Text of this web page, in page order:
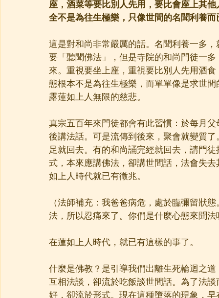
座，酒菜等要比別人先用，要比會座上其
全不是為往生極樂，只像世間的名聞利養而
這是對和尚非常嚴厲的話。名聞利養一多
要「聽聞佛法」，但是寺院的和尚門徒一
來。重視要坐上座，重視要比別人先用酒
態根本不是為往生極樂，而單單像是求世
露蓮如上人無限的慈悲。
真宗五百年來門徒都會有此習慣：於每月
後講法話。可是流傳到後來，聚會就變質
足就回去。有的和尚誦完經就回去，請門
式，本來應講佛法，卻講世間話，法會失
如上人時代就已有徵兆。
（法師補充：我爸爸病危，處於臨彌留狀
法，所以忍痛來了。你們是什麼心態來聞法
在蓮如上人時代，就已有這樣的事了。
什麼是佛教？是引導我們出離生死輪迴之
互相法談，卻流於吃飯談世間話。為了法
好，卻流於形式。現在這種墮落的現象，